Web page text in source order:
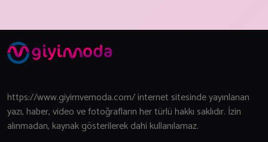
https://www.giyimvemoda.com/ internet sitesinde yayınlanan
yazı, haber, video ve fotoğrafların her türlü hakkı saklıdır. İzin
alınmadan, kaynak gösterilerek dahi kullanılamaz.